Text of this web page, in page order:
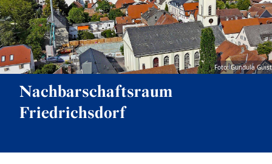
Foto: Gundula Guist
Nachbarschaftsraum
Friedrichsdorf